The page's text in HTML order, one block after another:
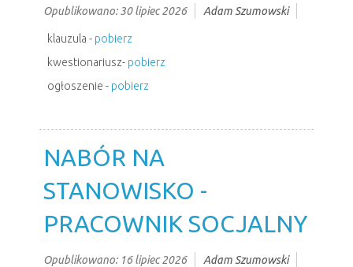
Opublikowano: 30 lipiec 2026 Adam Szumowski
klauzula - pobierz
kwestionariusz- pobierz
ogłoszenie - pobierz
NABÓR NA
STANOWISKO -
PRACOWNIK SOCJALNY
Opublikowano: 16 lipiec 2026 Adam Szumowski